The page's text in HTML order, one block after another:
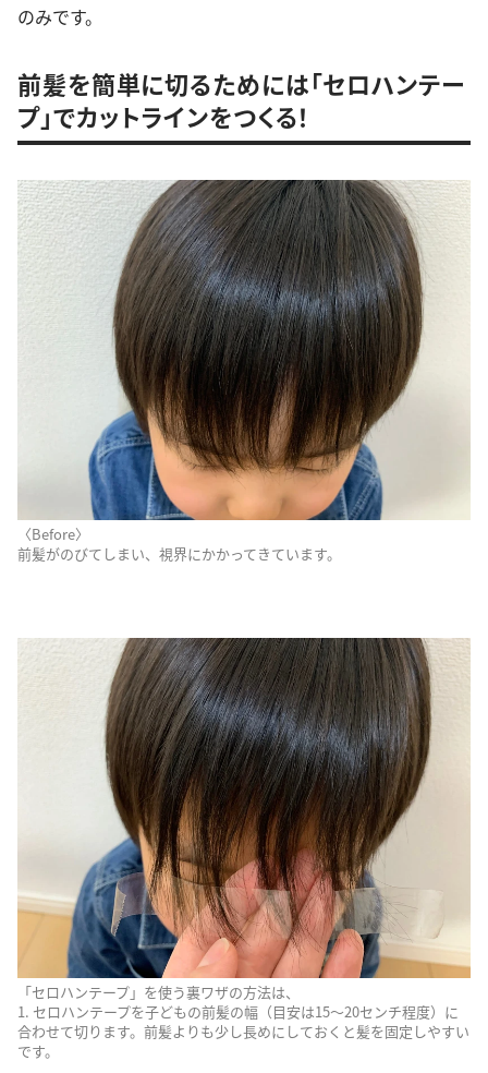
のみです。
前髪を簡単に切るためには「セロハンテー
プ」でカットラインをつくる！
〈Before〉
前髪がのびてしまい、視界にかかってきています。
「セロハンテープ」を使う裏ワザの方法は、
1. セロハンテープを子どもの前髪の幅（目安は15〜20センチ程度）に
合わせて切ります。前髪よりも少し長めにしておくと髪を固定しやすい
です。